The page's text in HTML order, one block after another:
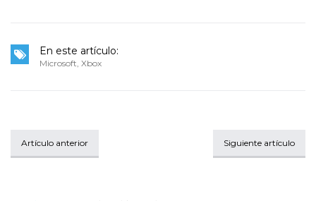
En este artículo:
Microsoft, Xbox
Artículo anterior Siguiente artículo